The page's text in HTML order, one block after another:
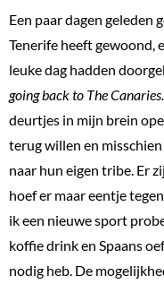
Een paar dagen geleden
Tenerife heeft gewoond,
leuke dag hadden
going back to The Canaries.
deurtjes in mijn brein
terug willen en
naar hun eigen tribe. Er
hoef er maar eentje
ik een nieuwe sport
koffie drink en Spaans
nodig heb. De